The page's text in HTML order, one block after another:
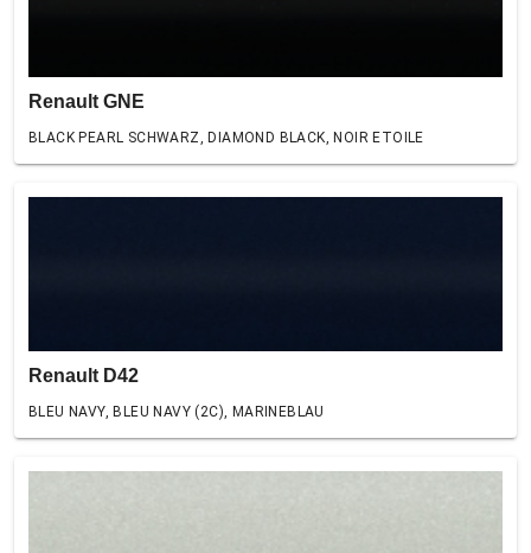
Renault GNE
BLACK PEARL SCHWARZ, DIAMOND BLACK, NOIR ETOILE
Renault D42
BLEU NAVY, BLEU NAVY (2C), MARINEBLAU